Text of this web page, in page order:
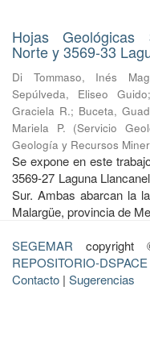
Hojas Geológicas
Norte y 3569-33
Di Tommaso, Inés
Sepúlveda, Eliseo Guido
Graciela R.; Buceta,
Mariela P. (Servicio
Geología y Recursos
Se expone en este
3569-27 Laguna
Sur. Ambas abarcan la
Malargüe, provincia de
SEGEMAR copyright
REPOSITORIO-DSPACE
Contacto | Sugerencias